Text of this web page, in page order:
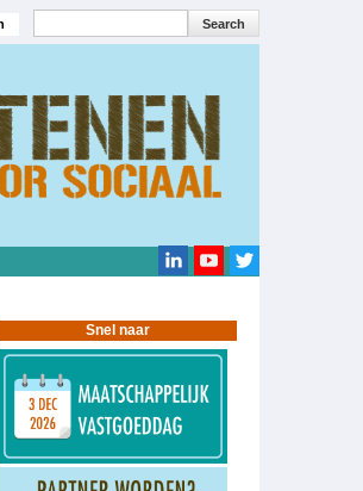
Search
Snel naar